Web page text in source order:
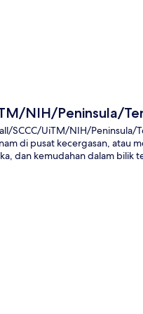
NIH/Peninsula/
SCCC/UiTM/NIH/Peninsula/
di pusat kecergasan, atau
dan kemudahan dalam bilik